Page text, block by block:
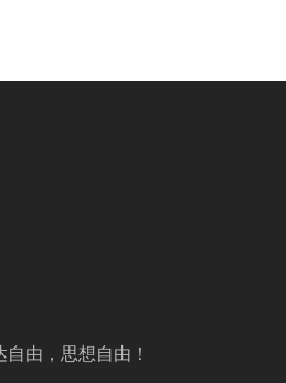
由，思想自由！